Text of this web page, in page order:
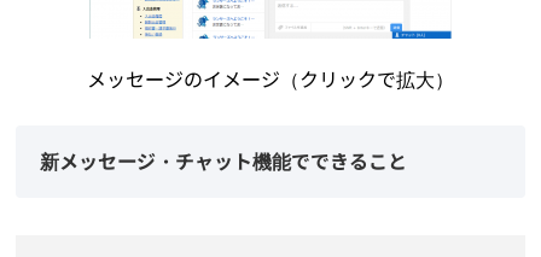
メッセージのイメージ（クリックで拡大）
新メッセージ・チャット機能でできること